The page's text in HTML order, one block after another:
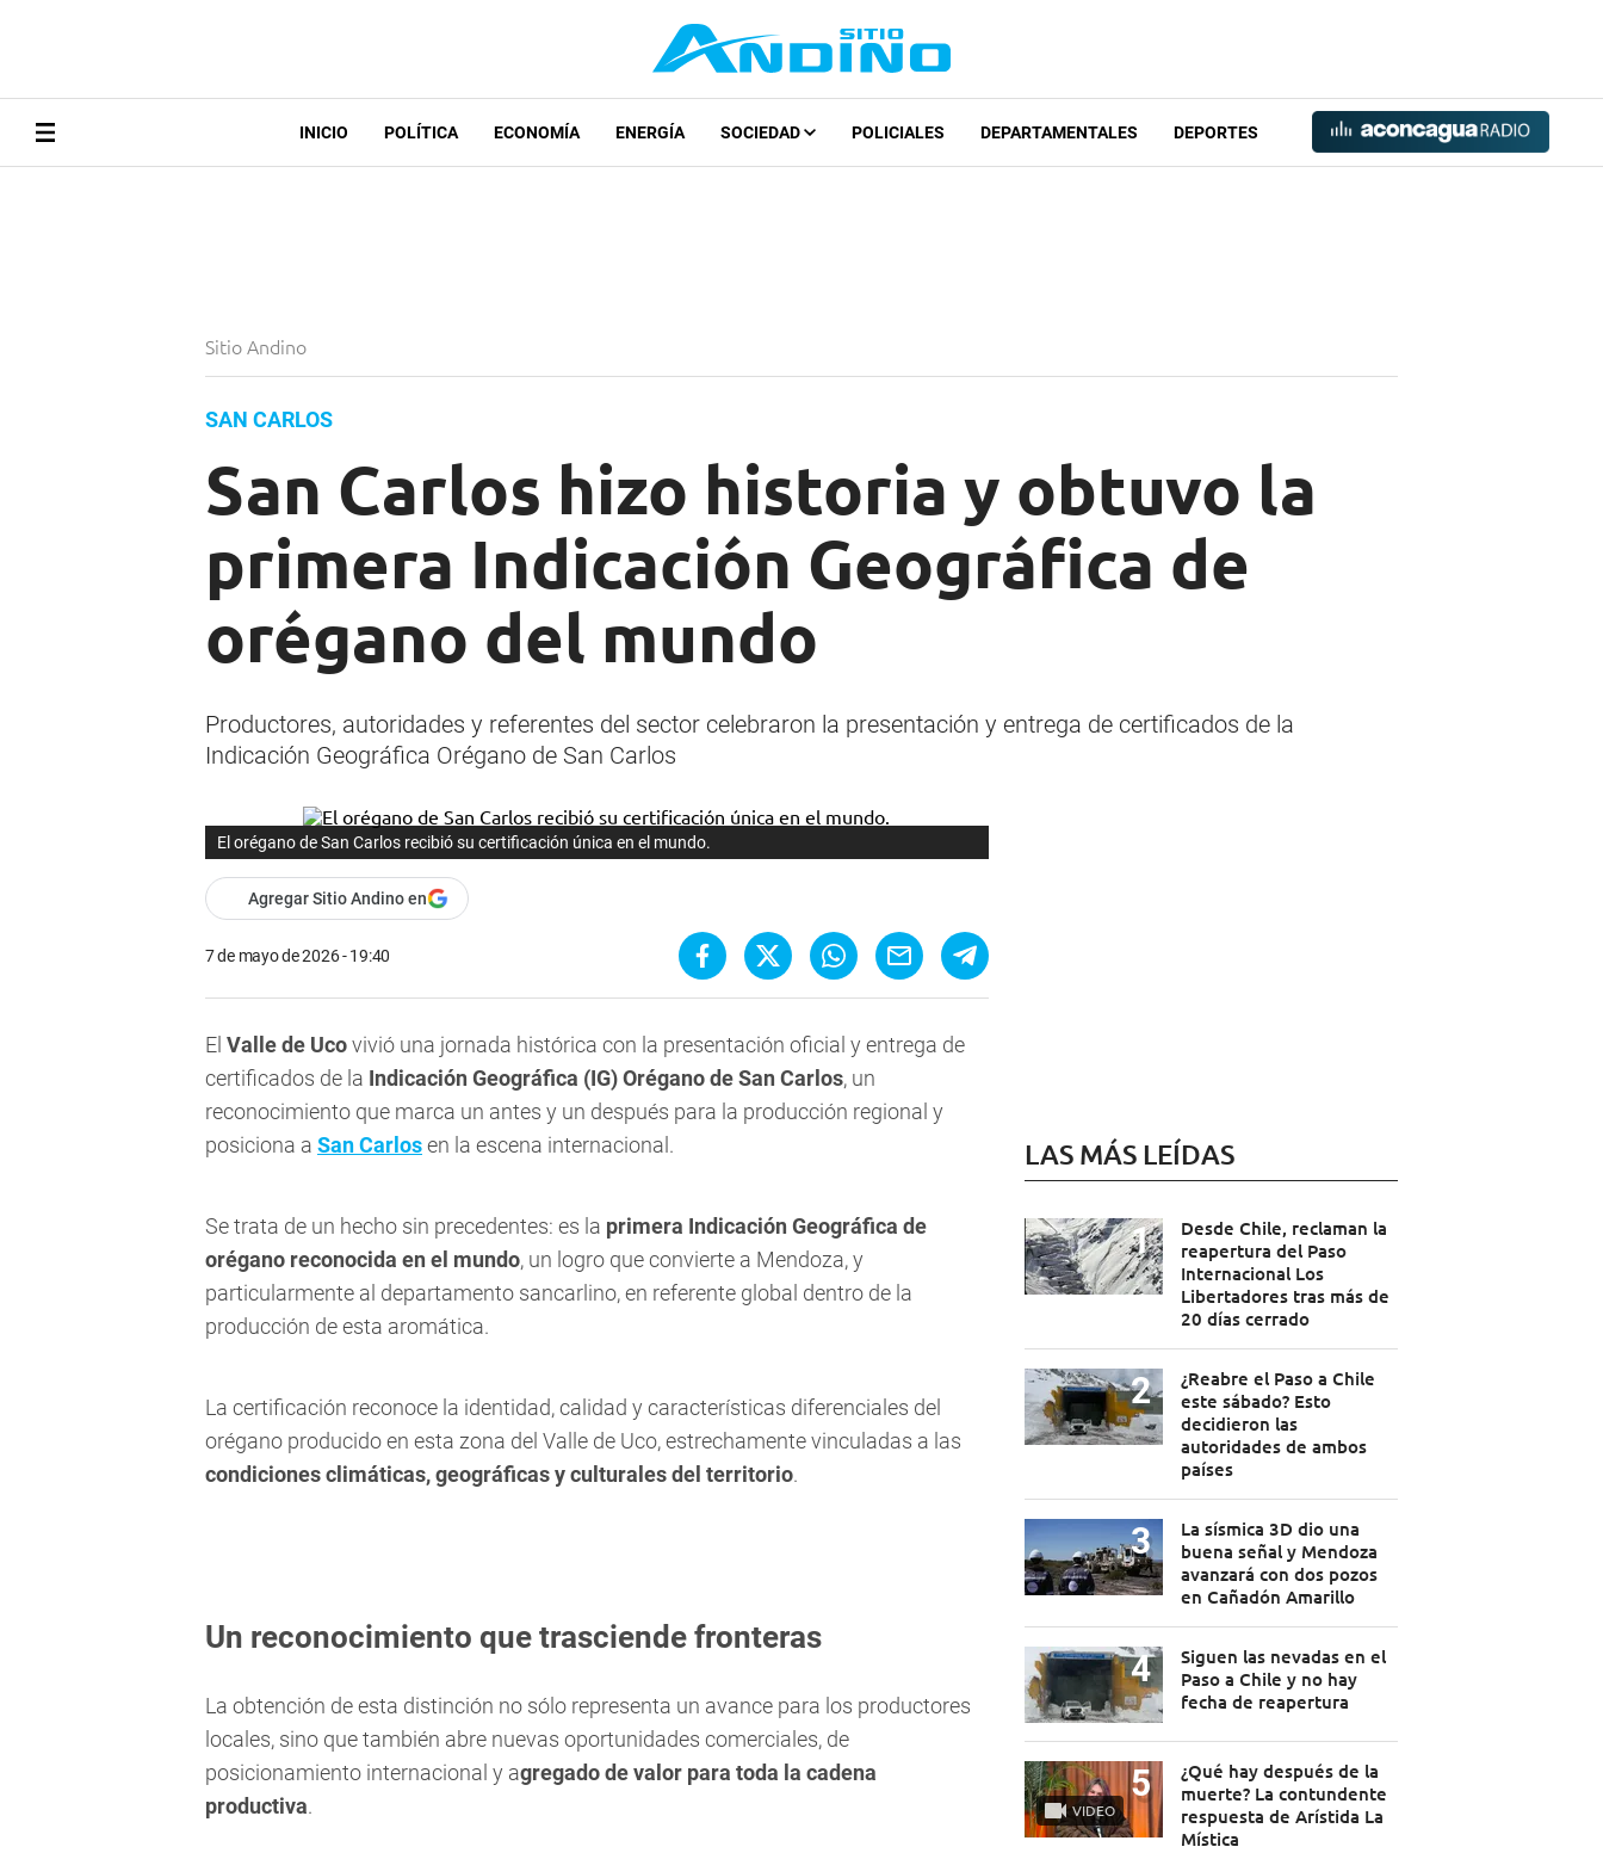
INICIO POLÍTICA ECONOMÍA ENERGÍA SOCIEDAD POLICIALES DEPARTAMENTALES DEPORTES
Sitio Andino
SAN CARLOS
San Carlos hizo historia y obtuvo la
primera Indicación Geográfica de
orégano del mundo
Productores, autoridades y referentes del sector celebraron la presentación y entrega de certificados de la
Indicación Geográfica Orégano de San Carlos
El orégano de San Carlos recibió su certificación única en el mundo.
Agregar Sitio Andino en
7 de mayo de 2026 - 19:40
El Valle de Ucovivió una jornada histórica con la presentación oficial y entrega de
certificados de la Indicación Geográfica (IG) Orégano de San Carlos, un
reconocimiento que marca un antes y un después para la producción regional y
posiciona a San Carlosen la escena internacional.
Se trata de un hecho sin precedentes: es la primera Indicación Geográfica de
orégano reconocida en el mundo, un logro que convierte a Mendoza, y
particularmente al departamento sancarlino, en referente global dentro de la
producción de esta aromática.
La certificación reconoce la identidad, calidad y características diferenciales del
orégano producido en esta zona del Valle de Uco, estrechamente vinculadas a las
condiciones climáticas, geográficas y culturales del territorio.
Un reconocimiento que trasciende fronteras
La obtención de esta distinción no sólo representa un avance para los productores
locales, sino que también abre nuevas oportunidades comerciales, de
posicionamiento internacional y agregado de valor para toda la cadena
productiva.
LAS MÁS LEÍDAS
Desde Chile, reclaman la
reapertura del Paso
Internacional Los
Libertadores tras más de
20 días cerrado
¿Reabre el Paso a Chile
este sábado? Esto
decidieron las
autoridades de ambos
países
La sísmica 3D dio una
buena señal y Mendoza
avanzará con dos pozos
en Cañadón Amarillo
Siguen las nevadas en el
Paso a Chile y no hay
fecha de reapertura
VIDEO
¿Qué hay después de la
muerte? La contundente
respuesta de Arístida La
Mística